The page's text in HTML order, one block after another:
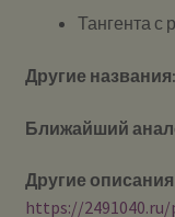
Тангента с
Другие названия:
Ближайший
Другие
https://